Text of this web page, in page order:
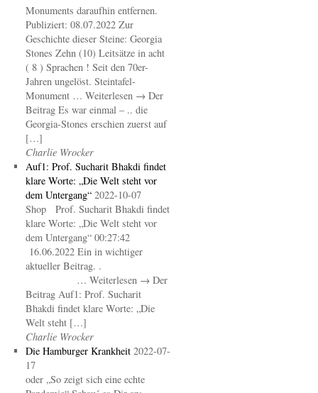
Monuments daraufhin entfernen.
Publiziert: 08.07.2022 Zur
Geschichte dieser Steine: Georgia
Stones Zehn (10) Leitsätze in acht
( 8 ) Sprachen ! Seit den 70er-
Jahren ungelöst. Steintafel-
Monument … Weiterlesen → Der
Beitrag Es war einmal – .. die
Georgia-Stones erschien zuerst auf
[…]
Charlie Wrocker
Auf1: Prof. Sucharit Bhakdi findet
klare Worte: „Die Welt steht vor
dem Untergang“ 2022-10-07
Shop Prof. Sucharit Bhakdi findet
klare Worte: „Die Welt steht vor
dem Untergang“ 00:27:42
16.06.2022 Ein in wichtiger
aktueller Beitrag. .
… Weiterlesen → Der
Beitrag Auf1: Prof. Sucharit
Bhakdi findet klare Worte: „Die
Welt steht […]
Charlie Wrocker
Die Hamburger Krankheit 2022-07-
17
oder „So zeigt sich eine echte